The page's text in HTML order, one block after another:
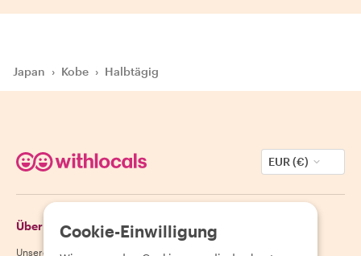
Japan › Kobe › Halbtägig
EUR (€)
Über Withlocals
Unsere Geschichte
Gäste
Hilfecenter für Gäste
Cookie-Einwilligung